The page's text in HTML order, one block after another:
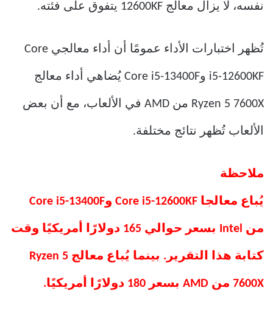
نفسه، لا يزال معالج 12600KF يتفوق على فئته.
تُظهر اختبارات الأداء عمومًا أن أداء معالجي Core
i5-12600KF وCore i5-13400F يُضاهي أداء معالج
Ryzen 5 7600X من AMD في الألعاب، مع أن بعض
الألعاب تُظهر نتائج مختلفة.
ملاحظة
يُباع معالجا Core i5-12600KF وCore i5-13400F
من Intel بسعر حوالي 165 دولارًا أمريكيًا وقت
كتابة هذا التقرير. بينما يُباع معالج Ryzen 5
7600X من AMD بسعر 180 دولارًا أمريكيًا.